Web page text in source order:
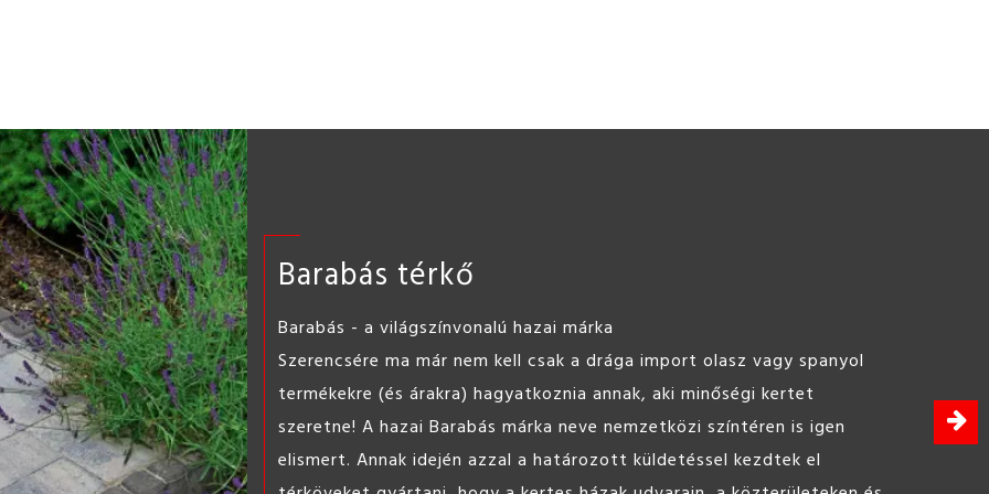
ST line Hobbybeton 25kg
Könnyen bedolgozható, felhasználásra kész beton,
barkács célokra.